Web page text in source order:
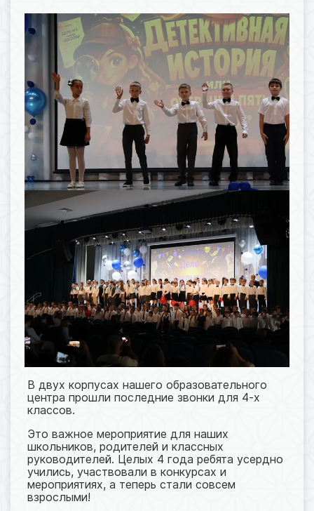
В двух корпусах нашего образовательного
центра прошли последние звонки для 4-х
классов.
Это важное мероприятие для наших
школьников, родителей и классных
руководителей. Целых 4 года ребята усердно
учились, участвовали в конкурсах и
мероприятиях, а теперь стали совсем
взрослыми!